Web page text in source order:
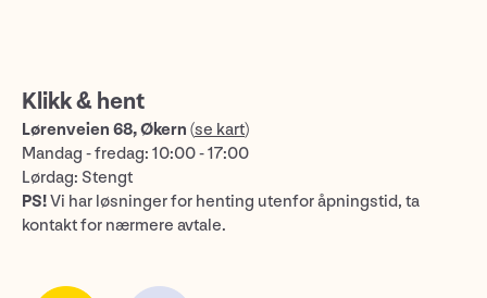
Klikk & hent
Lørenveien 68, Økern (se kart)
Mandag - fredag: 10:00 - 17:00
Lørdag: Stengt
PS!Vi har løsninger for henting utenfor åpningstid, ta
kontakt for nærmere avtale.